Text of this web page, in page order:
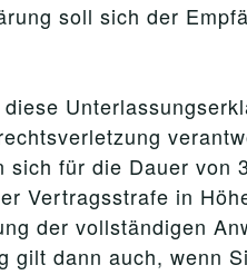
soll sich der
sich für die Dauer von
Vertragsstrafe in
der vollständigen
gilt dann auch, wenn